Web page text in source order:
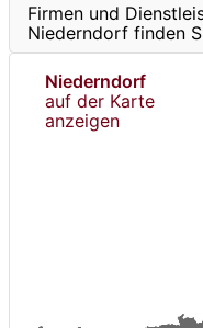
Firmen und
Niederndorf finden
Niederndorf
auf der Karte
anzeigen